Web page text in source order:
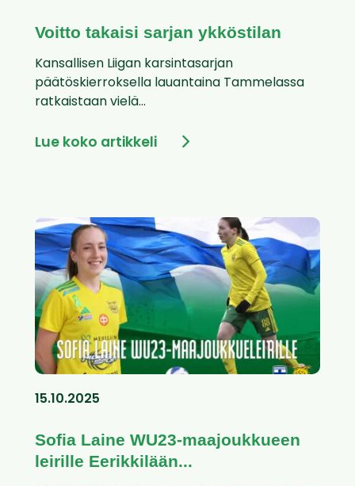
Voitto takaisi sarjan ykköstilan
Kansallisen Liigan karsintasarjan
päätöskierroksella lauantaina Tammelassa
ratkaistaan vielä...
Lue koko artikkeli
15.10.2025
Sofia Laine WU23-maajoukkueen
leirille Eerikkilään...